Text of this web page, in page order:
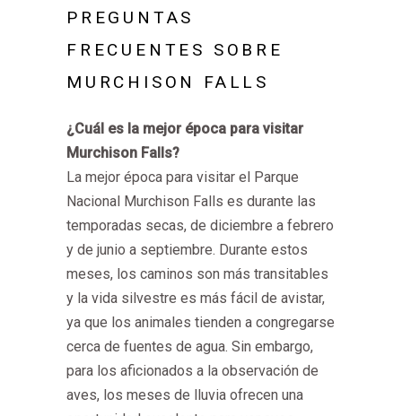
PREGUNTAS
FRECUENTES SOBRE
MURCHISON FALLS
¿Cuál es la mejor época para visitar
Murchison Falls?
La mejor época para visitar el Parque
Nacional Murchison Falls es durante las
temporadas secas, de diciembre a febrero
y de junio a septiembre. Durante estos
meses, los caminos son más transitables
y la vida silvestre es más fácil de avistar,
ya que los animales tienden a congregarse
cerca de fuentes de agua. Sin embargo,
para los aficionados a la observación de
aves, los meses de lluvia ofrecen una